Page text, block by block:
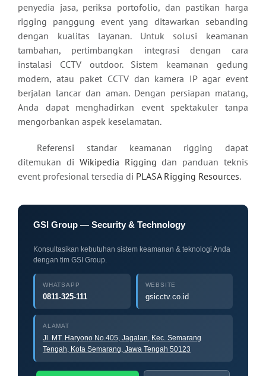
penyedia jasa, periksa portofolio, dan pastikan harga
rigging panggung event yang ditawarkan sebanding
dengan kualitas layanan. Untuk solusi keamanan
tambahan, pertimbangkan integrasi dengan cara
instalasi CCTV outdoor. Sistem keamanan gedung
modern, atau paket CCTV dan kamera IP agar event
berjalan lancar dan aman. Dengan persiapan matang,
Anda dapat menghadirkan event spektakuler tanpa
mengorbankan aspek keselamatan.
Referensi standar keamanan rigging dapat
ditemukan di Wikipedia Rigging dan panduan teknis
event profesional tersedia di PLASA Rigging Resources.
GSI Group — Security & Technology
Konsultasikan kebutuhan sistem keamanan & teknologi Anda
dengan tim GSI Group.
WHATSAPP
0811-325-111
WEBSITE
gsicctv.co.id
ALAMAT
Jl. MT. Haryono No.405, Jagalan, Kec. Semarang
Tengah, Kota Semarang, Jawa Tengah 50123